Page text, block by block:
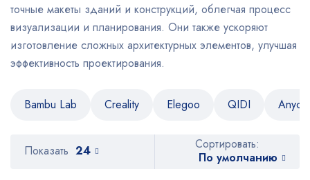
точные макеты зданий и конструкций, облегчая процесс
визуализации и планирования. Они также ускоряют
изготовление сложных архитектурных элементов, улучшая
эффективность проектирования.
Bambu Lab Creality Elegoo QIDI
Сортировать:
По умолчанию
Показать 24